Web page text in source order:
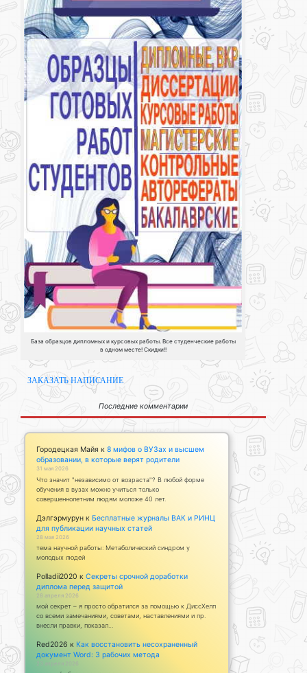
База образцов дипломных и курсовых работы. Все студенческие работы
в одном месте! Скидки!!
ЗАКАЗАТЬ НАПИСАНИЕ
Последние комментарии
Городецкая Майя к 8 мифов о ВУЗах и высшем
образовании, в которые верят родители
31 мая 2026
Что значит "независимо от возраста"? В любой форме
обучения в вузах можно учиться только
совершеннолетним людям моложе 40 лет.
Дэлгэрмурун к Бесплатные журналы ВАК и РИНЦ
для публикации научных статей
28 мая 2026
тема научной работы: Метаболический синдром у
молодых людей
Polladii2020 к Секреты срочной доработки
диплома перед защитой
28 апреля 2026
мой секрет – я просто обратился за помощью к ДиссХелп
со всеми замечаниями, советами, наставлениями и пр.
внесли правки, показал…
Red2026 к Как восстановить несохраненный
документ Word: 3 рабочих метода
23 апреля 2026